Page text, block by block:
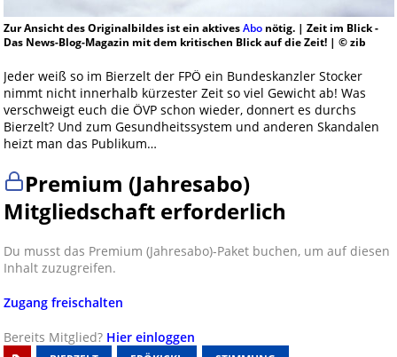
Zur Ansicht des Originalbildes ist ein aktivesAbonötig. | Zeit im Blick -
Das News-Blog-Magazin mit dem kritischen Blick auf die Zeit! | © zib
Jeder weiß so im Bierzelt der FPÖ ein Bundeskanzler Stocker
nimmt nicht innerhalb kürzester Zeit so viel Gewicht ab! Was
verschweigt euch die ÖVP schon wieder, donnert es durchs
Bierzelt? Und zum Gesundheitssystem und anderen Skandalen
heizt man das Publikum…
Premium (Jahresabo)
Mitgliedschaft erforderlich
Du musst das Premium (Jahresabo)-Paket buchen, um auf diesen
Inhalt zuzugreifen.
Zugang freischalten
Bereits Mitglied? Hier einloggen